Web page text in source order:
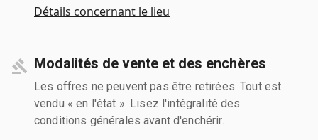
Détails concernant le lieu
Modalités de vente et des enchères
Les offres ne peuvent pas être retirées. Tout est
vendu « en l'état ». Lisez l'intégralité des
conditions générales avant d'enchérir.